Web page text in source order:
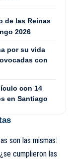
de las Reinas
2026
por su vida
con
con 14
en Santiago
son las mismas:
cumplieron las